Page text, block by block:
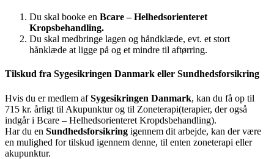
Du skal booke en Bcare – Helhedsorienteret
Kropsbehandling.
Du skal medbringe lagen og håndklæde, evt. et stort
hånklæde at ligge på og et mindre til aftørring.
Tilskud fra Sygesikringen Danmark eller Sundhedsforsikring
Hvis du er medlem afSygesikringen Danmark, kan du få op til
715 kr. årligt til Akupunktur og til Zoneterapi(terapier, der også
indgår i Bcare – Helhedsorienteret Kropdsbehandling).
Har du en Sundhedsforsikring igennem dit arbejde, kan der være
en mulighed for tilskud igennem denne, til enten zoneterapi eller
akupunktur.